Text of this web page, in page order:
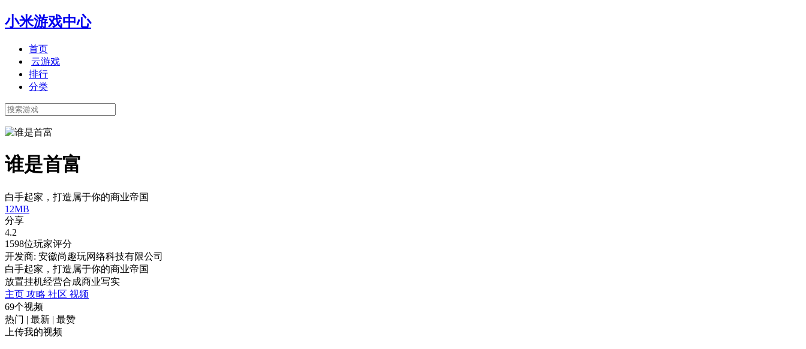
小米游戏中心
首页
云游戏
排行
分类
谁是首富
白手起家，打造属于你的商业帝国
12MB
分享
4.2
1598位玩家评分
开发商: 安徽尚趣玩网络科技有限公司
白手起家，打造属于你的商业帝国
放置挂机经营合成商业写实
主页 攻略 社区 视频
69个视频
热门 | 最新 | 最赞
上传我的视频